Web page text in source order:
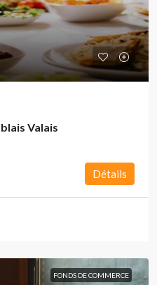
Valais
Détails
FONDS DE COMMERCE